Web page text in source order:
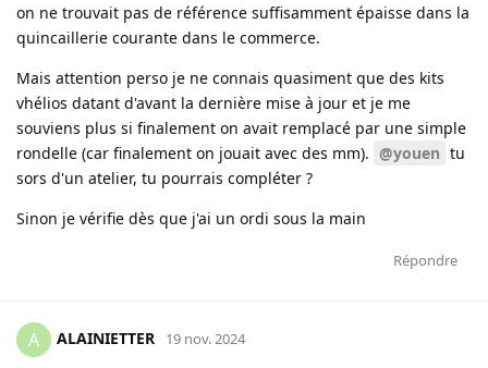
on ne trouvait pas de référence suffisamment épaisse dans la
quincaillerie courante dans le commerce.
Mais attention perso je ne connais quasiment que des kits
vhélios datant d'avant la dernière mise à jour et je me
souviens plus si finalement on avait remplacé par une simple
rondelle (car finalement on jouait avec des mm). @youen tu
sors d'un atelier, tu pourrais compléter ?
Sinon je vérifie dès que j'ai un ordi sous la main
Répondre
A ALAINIETTER 19 nov. 2024